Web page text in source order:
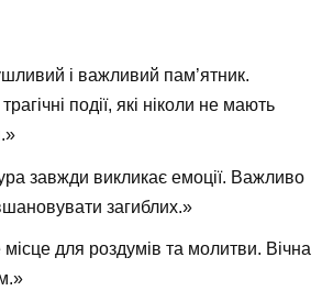
і важливий пам’ятник.
події, які ніколи не мають
завжди викликає емоції. Важливо
загиблих.»
для роздумів та молитви. Вічна